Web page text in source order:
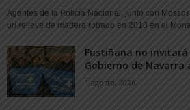
Agentes de la Policía Nacional, junto con
un relieve de madera robado en 2010 en el
Fustiñana no
Gobierno de Navarra
1 agosto, 2026